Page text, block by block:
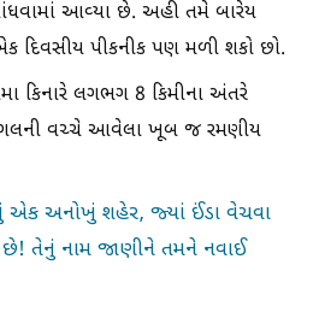
આવ્યા છે. અહી તમે બારેય
દિવસીય પીકનીક પણ મળી શકો છો.
કિનારે લગભગ 8 કિમીના અંતરે
વચ્ચે આવેલા ખૂબ જ રમણીય
એક અનોખું શહેર, જ્યાં ઈંડા વેચવા
તેનું નામ જાણીને તમને નવાઈ